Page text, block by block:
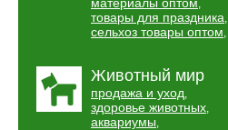
,
товары для праздника,
сельхоз товары оптом,
Животный мир
продажа и уход,
здоровье животных,
аквариумы,